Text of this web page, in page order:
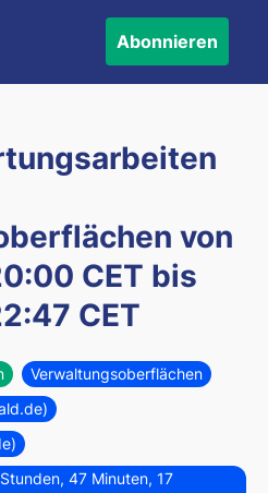
Abonnieren
von
CET bis
CET
Verwaltungsoberflächen
Stunden, 47 Minuten, 17